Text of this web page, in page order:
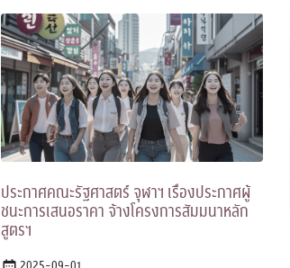
ประกาศคณะรัฐศาสตร์ จุฬาฯ เรื่องประกาศผู้
ชนะการเสนอราคา จ้างโครงการสัมมนาหลัก
สูตรฯ